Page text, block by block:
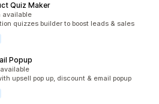
Quiz Maker
available
quizzes builder to boost leads & sales
Popup
upsell pop up, discount & email popup